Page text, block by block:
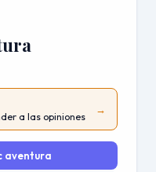
a las opiniones
→
aventura